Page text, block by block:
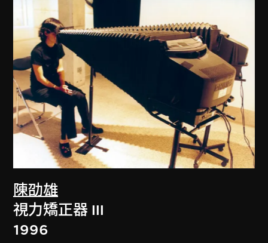
陳劭雄
視力矯正器 III
1996